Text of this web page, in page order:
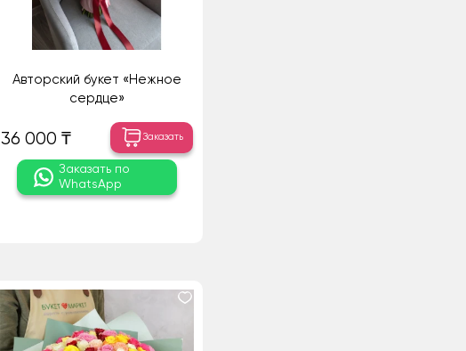
Авторский букет «Нежное
сердце»
36 000 ₸ Заказать
Заказать по
WhatsApp